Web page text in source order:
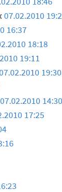
07.02.2010
16:37
18:18
19:11
19:30
07.02.2010 14:30
17:25